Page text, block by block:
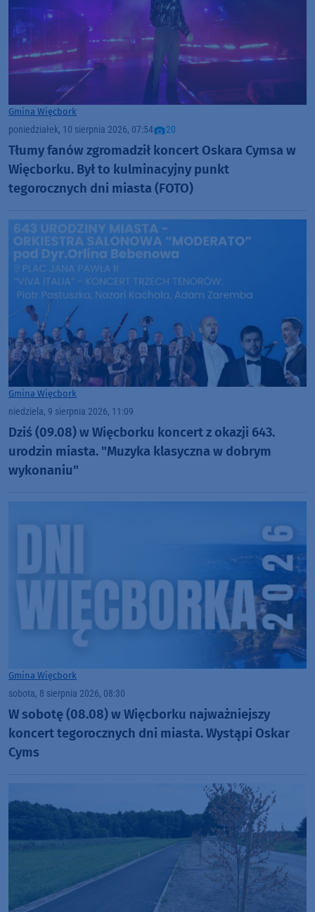
Gmina Więcbork
poniedziałek, 10 sierpnia 2026, 07:54 20
Tłumy fanów zgromadził koncert Oskara Cymsa w
Więcborku. Był to kulminacyjny punkt
tegorocznych dni miasta (FOTO)
Gmina Więcbork
niedziela, 9 sierpnia 2026, 11:09
Dziś (09.08) w Więcborku koncert z okazji 643.
urodzin miasta. "Muzyka klasyczna w dobrym
wykonaniu"
Gmina Więcbork
sobota, 8 sierpnia 2026, 08:30
W sobotę (08.08) w Więcborku najważniejszy
koncert tegorocznych dni miasta. Wystąpi Oskar
Cyms